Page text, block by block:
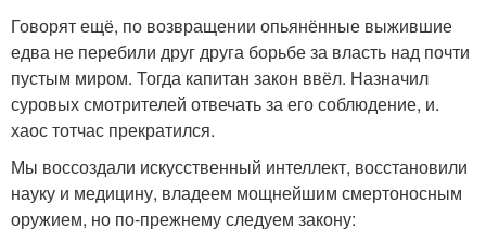
Говорят ещё, по возвращении опьянённые выжившие
едва не перебили друг друга борьбе за власть над почти
пустым миром. Тогда капитан закон ввёл. Назначил
суровых смотрителей отвечать за его соблюдение, и.
хаос тотчас прекратился.
Мы воссоздали искусственный интеллект, восстановили
науку и медицину, владеем мощнейшим смертоносным
оружием, но по-прежнему следуем закону: